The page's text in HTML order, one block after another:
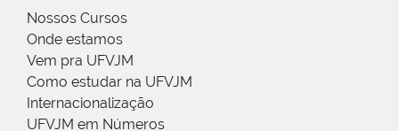
Nossos Cursos
Onde estamos
Vem pra UFVJM
Como estudar na UFVJM
Internacionalização
UFVJM em Números